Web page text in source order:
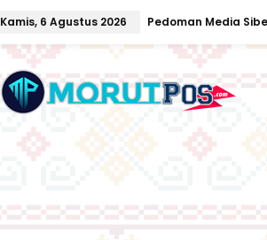
Kamis, 6 Agustus 2026 Pedoman Media